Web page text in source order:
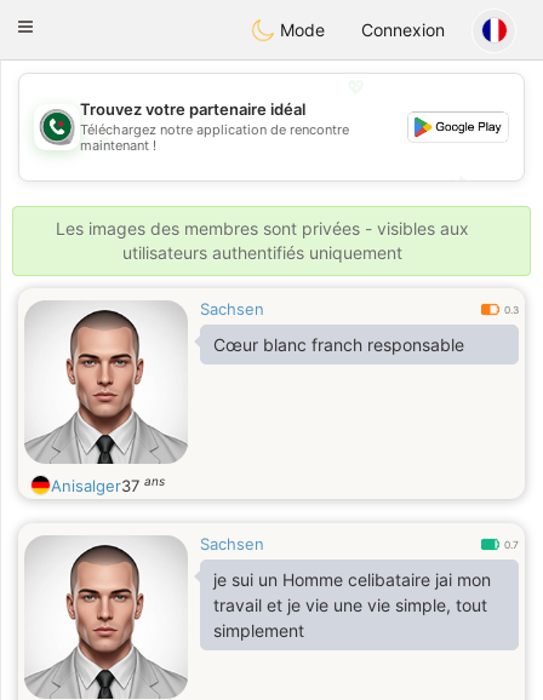
Weshrak
Toggle
Mode Connexion
💖
💕
💕
Trouvez votre partenaire idéal
Téléchargez notre application de rencontre
maintenant !
Les images des membres sont privées - visibles aux
utilisateurs authentifiés uniquement
Sachsen 0.3
Cœur blanc franch responsable
Anisalger37 ans
Sachsen 0.7
je sui un Homme celibataire jai mon
travail et je vie une vie simple, tout
simplement